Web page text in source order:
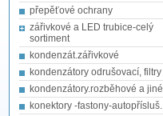
přepěťové ochrany
zářivkové a LED trubice-celý
sortiment
kondenzát.zářivkové
kondenzátory odrušovací, filtry
kondenzátory.rozběhové a jiné
konektory -fastony-autopřísluš.